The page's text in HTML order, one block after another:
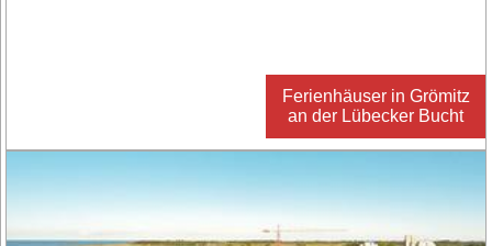
Ferienhäuser in Grömitz
an der Lübecker Bucht